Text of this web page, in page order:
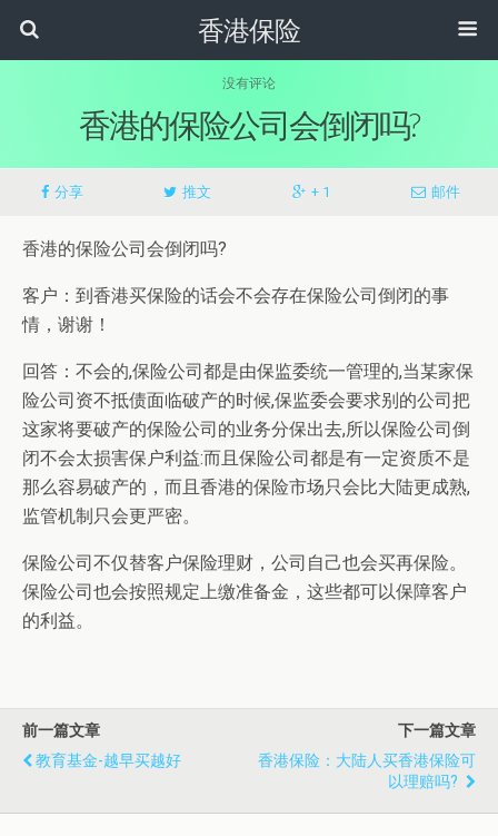
香港保险
没有评论
香港的保险公司会倒闭吗?
分享 推文 + 1 邮件
香港的保险公司会倒闭吗?
客户：到香港买保险的话会不会存在保险公司倒闭的事
情，谢谢！
回答：不会的,保险公司都是由保监委统一管理的,当某家保
险公司资不抵债面临破产的时候,保监委会要求别的公司把
这家将要破产的保险公司的业务分保出去,所以保险公司倒
闭不会太损害保户利益:而且保险公司都是有一定资质不是
那么容易破产的，而且香港的保险市场只会比大陆更成熟,
监管机制只会更严密。
保险公司不仅替客户保险理财，公司自己也会买再保险。
保险公司也会按照规定上缴准备金，这些都可以保障客户
的利益。
前一篇文章
教育基金-越早买越好
下一篇文章
香港保险：大陆人买香港保险可
以理赔吗?